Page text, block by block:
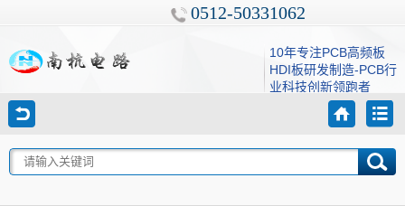
0512-50331062
10年专注PCB高频板
HDI板研发制造-PCB行
业科技创新领跑者